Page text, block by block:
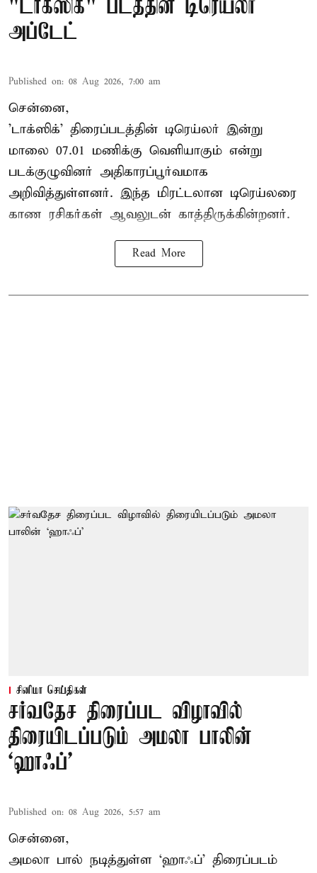
"டாக்ஸிக்" படத்தின் டிரெய்லர்
அப்டேட்
Published on: 08 Aug 2026, 7:00 am
சென்னை,
'டாக்ஸிக்' திரைப்படத்தின் டிரெய்லர் இன்று
மாலை 07.01 மணிக்கு வெளியாகும் என்று
படக்குழுவினர் அதிகாரப்பூர்வமாக
அறிவித்துள்ளனர். இந்த மிரட்டலான டிரெய்லரை
காண ரசிகர்கள் ஆவலுடன் காத்திருக்கின்றனர்.
Read More
சினிமா செய்திகள்
சர்வதேச திரைப்பட விழாவில்
திரையிடப்படும் அமலா பாலின்
‘ஹாஃப்’
Published on: 08 Aug 2026, 5:57 am
சென்னை,
அமலா பால் நடித்துள்ள ‘ஹாஃப்’ திரைப்படம்